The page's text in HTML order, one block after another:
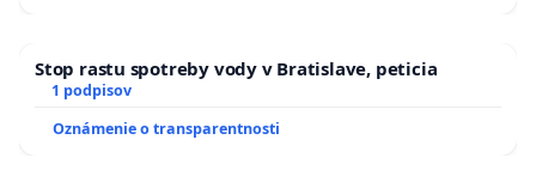
Stop rastu spotreby vody v Bratislave, peticia
1 podpisov
Oznámenie o transparentnosti